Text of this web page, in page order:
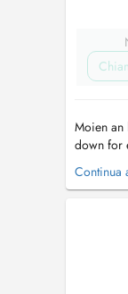
Moien an
down for
au
par le
au
Continua